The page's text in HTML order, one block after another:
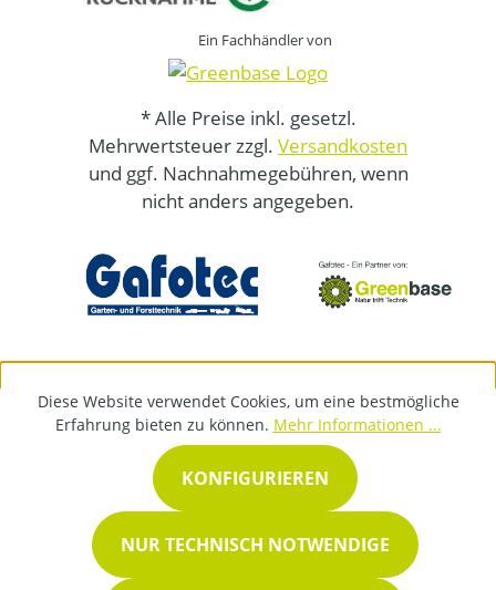
Ein Fachhändler von
* Alle Preise inkl. gesetzl.
Mehrwertsteuer zzgl. Versandkosten
und ggf. Nachnahmegebühren, wenn
nicht anders angegeben.
Diese Website verwendet Cookies, um eine bestmögliche
Erfahrung bieten zu können. Mehr Informationen ...
NUR TECHNISCH NOTWENDIGE
KONFIGURIEREN